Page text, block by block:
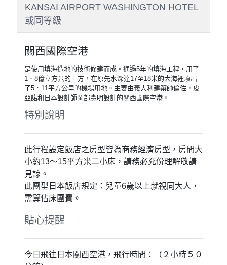
第1天 第2天 第3天 第4天 第5天
Day 1
桃園國際機場／大阪關西國際機
場→飯店
早餐：溫暖的家
午餐：溫暖的家
晚餐：機上簡餐
住宿：泉佐野中心飯店 Izumisano
Center Hotel 或 關西機場美景花園飯店
BAYGULLS 或 關西機場華盛頓酒店